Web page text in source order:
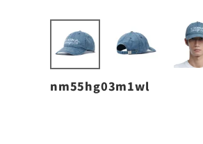
nm55hg03m1wl